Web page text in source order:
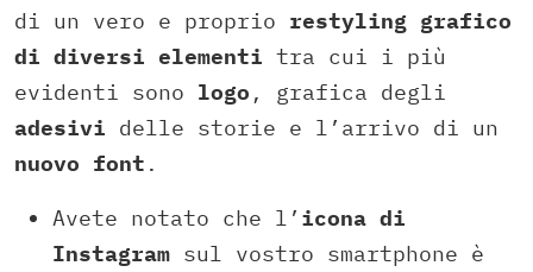
di un vero e proprio restyling grafico
di diversi elementi tra cui i più
evidenti sono logo , grafica degli
adesivi delle storie e l’arrivo di un
nuovo font .
Avete notato che l’ icona di
Instagram sul vostro smartphone è